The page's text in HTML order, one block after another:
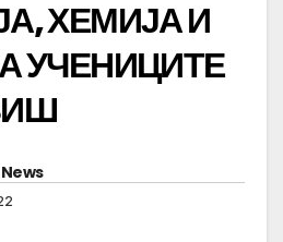
ХЕМИЈА И
УЧЕНИЦИТЕ